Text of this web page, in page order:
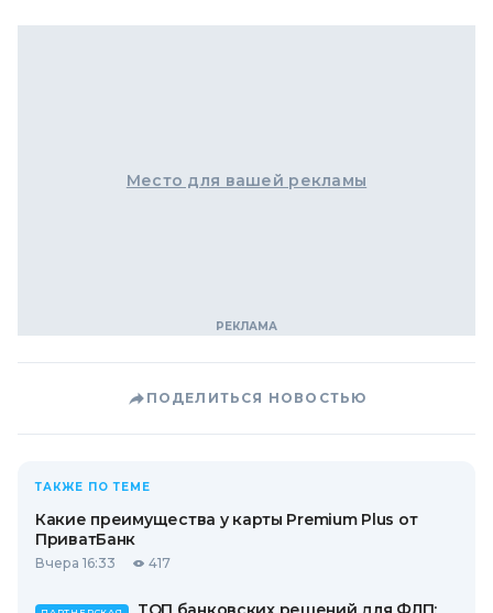
Место для вашей рекламы
ПОДЕЛИТЬСЯ НОВОСТЬЮ
ТАКЖЕ ПО ТЕМЕ
Какие преимущества у карты Premium Plus от
ПриватБанк
Вчера 16:33 417